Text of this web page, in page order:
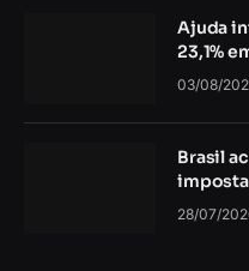
Ajuda
23,1%
03/08/
Brasil
28/07/